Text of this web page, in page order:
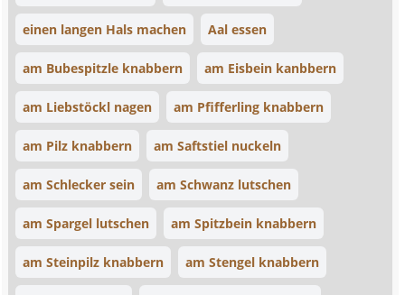
einen langen Hals machen Aal essen
am Bubespitzle knabbern am Eisbein kanbbern
am Liebstöckl nagen am Pfifferling knabbern
am Pilz knabbern am Saftstiel nuckeln
am Schlecker sein am Schwanz lutschen
am Spargel lutschen am Spitzbein knabbern
am Steinpilz knabbern am Stengel knabbern